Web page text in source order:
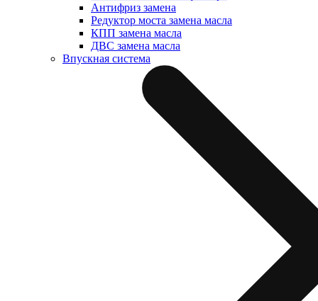
Антифриз замена
Редуктор моста замена масла
КПП замена масла
ДВС замена масла
Впускная система